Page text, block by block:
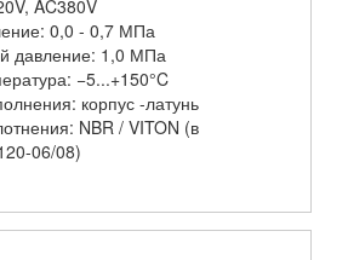
AC380V
0,0 - 0,7 МПа
давление: 1,0 МПа
−5...+150°C
корпус -латунь
NBR / VITON (в
06/08)